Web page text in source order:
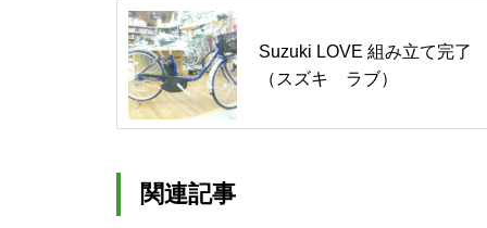
Suzuki LOVE 組み立て完了
（スズキ ラブ）
関連記事